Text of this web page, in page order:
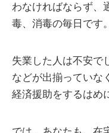
わなければならず、
毒、消毒の毎日です。
失業した人は不安で
などが出揃っていな
経済援助をするはめ